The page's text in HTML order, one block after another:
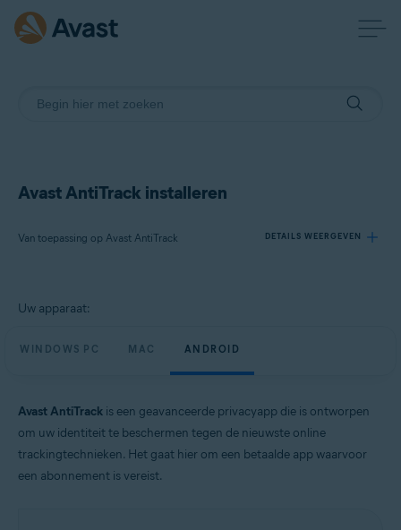
Avast AntiTrack installeren
Van toepassing op Avast AntiTrack DETAILS WEERGEVEN
Producten:
Uw apparaat:
WINDOWS PC MAC ANDROID
Avast AntiTrack is een geavanceerde privacyapp die is ontworpen
om uw identiteit te beschermen tegen de nieuwste online
trackingtechnieken. Het gaat hier om een betaalde app waarvoor
een abonnement is vereist.